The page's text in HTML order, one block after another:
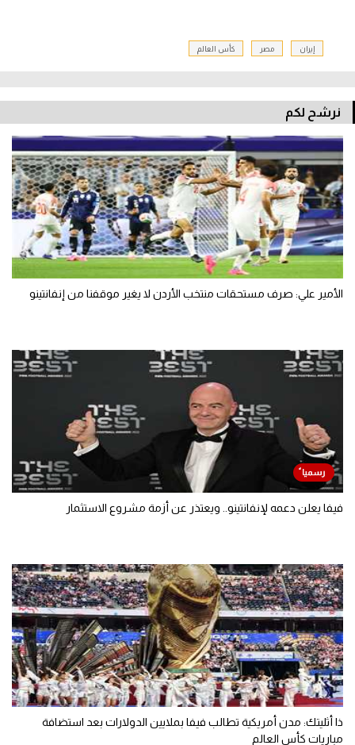
إيران مصر كأس العالم
نرشح لكم
الأمير علي: صرف مستحقات منتخب الأردن لا يغير موقفنا من إنفانتينو
فيفا يعلن دعمه لإنفانتينو.. ويعتذر عن أزمة مشروع الاستثمار
ذا أثليتك: مدن أمريكية تطالب فيفا بملايين الدولارات بعد استضافة
مباريات كأس العالم